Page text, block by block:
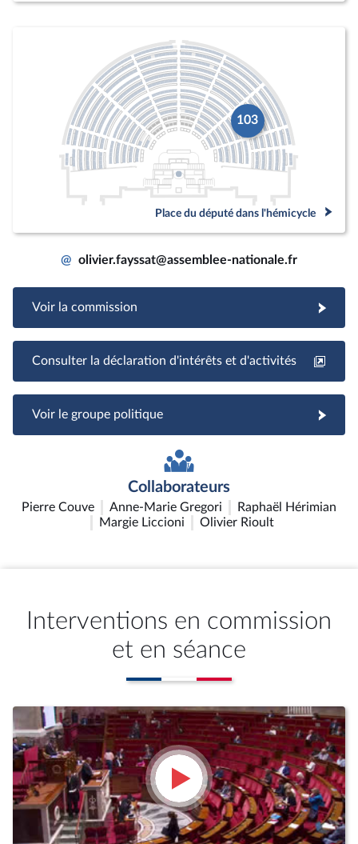
103
Place du député dans l'hémicycle
@ olivier.fayssat@assemblee-nationale.fr
Voir la commission
Consulter la déclaration d'intérêts et d'activités
Voir le groupe politique
Collaborateurs
Pierre Couve Anne-Marie Gregori
Raphaël Hérimian
Margie Liccioni
Olivier Rioult
Interventions en commission
et en séance